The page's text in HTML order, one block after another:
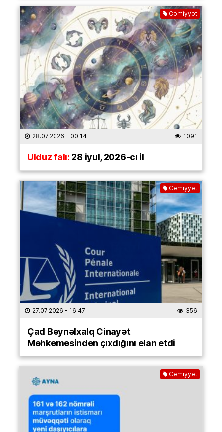
Cəmiyyət
28.07.2026 - 00:14 1091
Ulduz falı:28 iyul, 2026-cı il
Cəmiyyət
27.07.2026 - 16:47 356
Çad Beynəlxalq Cinayət
Məhkəməsindən çıxdığını elan etdi
Cəmiyyət